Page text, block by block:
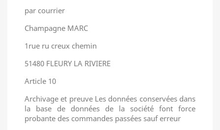
par courrier
Champagne MARC
1rue ru creux chemin
51480 FLEURY LA RIVIERE
Article 10
Archivage et preuve Les données conservées dans
la base de données de la société font force
probante des commandes passées sauf erreur